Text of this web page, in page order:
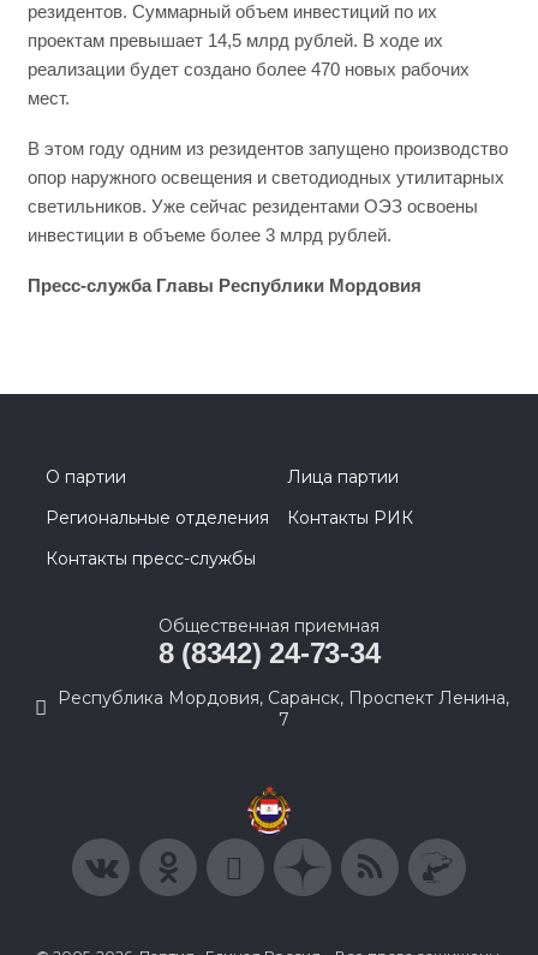
резидентов. Суммарный объем инвестиций по их
проектам превышает 14,5 млрд рублей. В ходе их
реализации будет создано более 470 новых рабочих
мест.
В этом году одним из резидентов запущено производство
опор наружного освещения и светодиодных утилитарных
светильников. Уже сейчас резидентами ОЭЗ освоены
инвестиции в объеме более 3 млрд рублей.
Пресс-служба Главы Республики Мордовия
О партии
Лица партии
Региональные отделения
Контакты РИК
Контакты пресс-службы
Общественная приемная
8 (8342) 24-73-34
Республика Мордовия, Саранск, Проспект Ленина,
7